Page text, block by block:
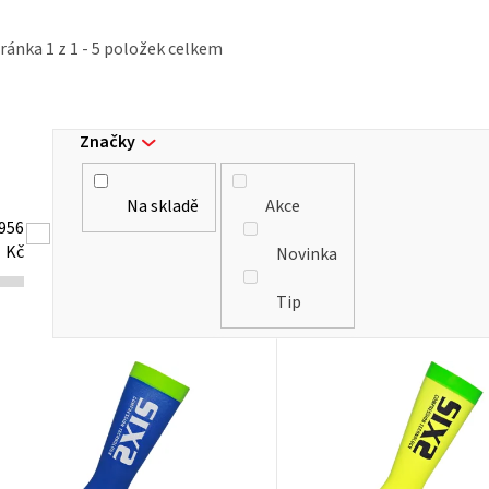
1 z 1 -5 položek celkem
Kč
Na skladě
Akce
Novinka
Tip
Značky